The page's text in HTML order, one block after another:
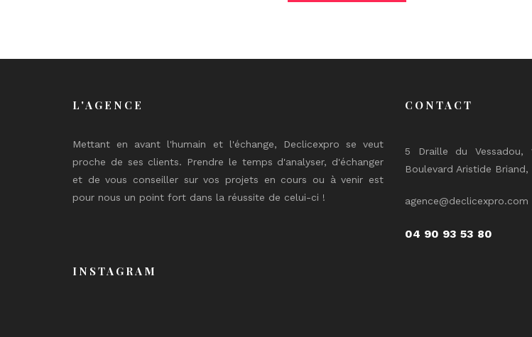
L'AGENCE
Mettant en avant l'humain et l'échange, Declicexpro se veut
proche de ses clients. Prendre le temps d'analyser, d'échanger
et de vous conseiller sur vos projets en cours ou à venir est
pour nous un point fort dans la réussite de celui-ci !
CONTACT
5 Draille du Vessadou,
Boulevard Aristide Briand,
agence@declicexpro.com
04 90 93 53 80
INSTAGRAM